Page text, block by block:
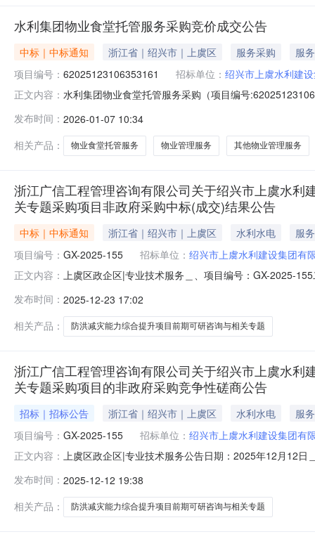
水利集团物业食堂托管服务采购竞价成交公告
中标｜中标通知 浙江省｜绍兴市｜上虞区 服务采购
服务
项目编号： 62025123106353161 招标单位： 绍兴市上虞水利建
正文内容： 水利集团物业食堂托管服务采购（项目编号
2026-01-0617:00二、采购单位信息采购单位名称：绍兴
发布时间： 2026-01-07 10:34
相关产品：
物业食堂托管服务 物业管理服务 其他物业管理服务
浙江广信工程管理咨询有限公司关于绍兴市上虞水
关专题采购项目非政府采购中标(成交)结果公告
中标｜中标通知 浙江省｜绍兴市｜上虞区 水利水电
服务
项目编号： GX-2025-155 招标单位： 绍兴市上虞水利建设集团有
正文内容： 上虞区政企区|专业技术服务＿、项目编号：GX-2025-
十五层1503室(住所申报）2.废标结果:序号标项名称废标
上虞
发布时间： 2025-12-23 17:02
相关产品：
防洪减灾能力综合提升项目前期可研咨询与相关专题
浙江广信工程管理咨询有限公司关于绍兴市上虞水
关专题采购项目的非政府采购竞争性磋商公告
招标｜招标公告 浙江省｜绍兴市｜上虞区 水利水电
服务
项目编号： GX-2025-155 招标单位： 绍兴市上虞水利建设集团有
正文内容： 上虞区政企区|专业技术服务公告日期：2025年12月12
力综合提升项目前期可研咨询与相关专题采购项目1项
发布时间： 2025-12-12 19:38
相关产品：
防洪减灾能力综合提升项目前期可研咨询与相关专题